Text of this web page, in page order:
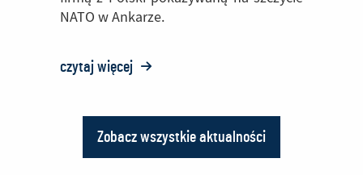
NATO w Ankarze.
czytaj więcej o:
NATO
z
udziałem
Zobacz wszystkie aktualności